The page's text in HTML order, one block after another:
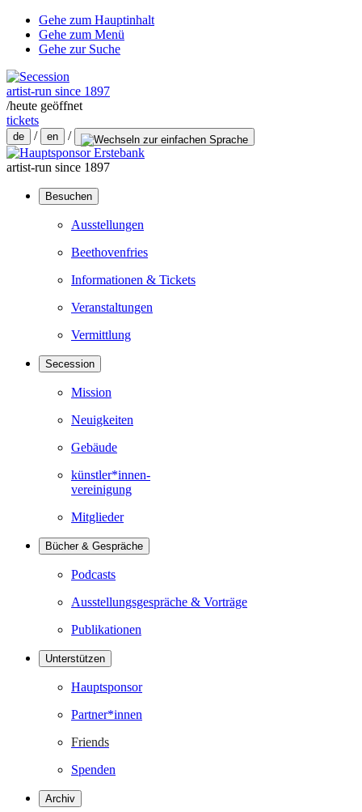
Gehe zum Hauptinhalt
Gehe zum Menü
Gehe zur Suche
artist-run since 1897
/heute geöffnet
tickets
de / en /
artist-run since 1897
Besuchen
Ausstellungen
Beethovenfries
Informationen & Tickets
Veranstaltungen
Vermittlung
Secession
Mission
Neuigkeiten
Gebäude
künstler*innen-
vereinigung
Mitglieder
Bücher & Gespräche
Podcasts
Ausstellungsgespräche & Vorträge
Publikationen
Unterstützen
Hauptsponsor
Partner*innen
Friends
Spenden
Archiv